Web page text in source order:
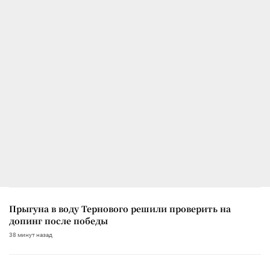
Прыгуна в воду Тернового решили проверить на
допинг после победы
38 минут назад